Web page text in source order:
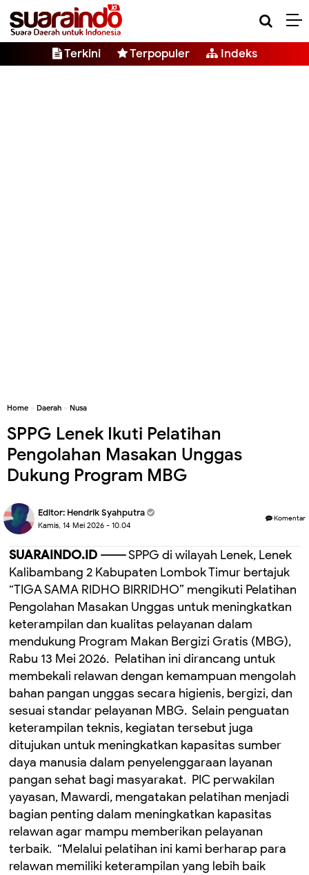
Terkini Terpopuler Indeks
Home » Daerah » Nusa
SPPG Lenek Ikuti Pelatihan
Pengolahan Masakan Unggas
Dukung Program MBG
Editor: Hendrik Syahputra
Kamis, 14 Mei 2026 - 10.04
Komentar
SUARAINDO.ID ------SPPG di wilayah Lenek, Lenek
Kalibambang 2 Kabupaten Lombok Timur bertajuk
“TIGA SAMA RIDHO BIRRIDHO” mengikuti Pelatihan
Pengolahan Masakan Unggas untuk meningkatkan
keterampilan dan kualitas pelayanan dalam
mendukung Program Makan Bergizi Gratis (MBG),
Rabu 13 Mei 2026. ‎ ‎Pelatihan ini dirancang untuk
membekali relawan dengan kemampuan mengolah
bahan pangan unggas secara higienis, bergizi, dan
sesuai standar pelayanan MBG. ‎ Selain penguatan
keterampilan teknis, kegiatan tersebut juga
ditujukan untuk meningkatkan kapasitas sumber
daya manusia dalam penyelenggaraan layanan
pangan sehat bagi masyarakat. ‎ ‎PIC perwakilan
yayasan, Mawardi, mengatakan pelatihan menjadi
bagian penting dalam meningkatkan kapasitas
relawan agar mampu memberikan pelayanan
terbaik. ‎ ‎“Melalui pelatihan ini kami berharap para
relawan memiliki keterampilan yang lebih baik